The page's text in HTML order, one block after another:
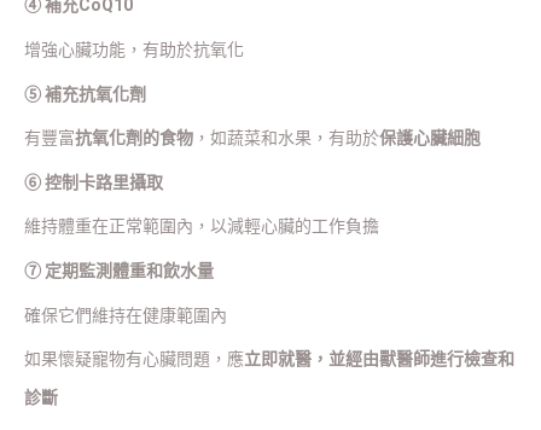
④ 補充CoQ10
增強心臟功能，有助於抗氧化
⑤ 補充抗氧化劑
有豐富抗氧化劑的食物 ，如蔬菜和水果，有助於保護心臟細胞
⑥ 控制卡路里攝取
維持體重在正常範圍內，以減輕心臟的工作負擔
⑦ 定期監測體重和飲水量
確保它們維持在健康範圍內
如果懷疑寵物有心臟問題，應立即就醫，並經由獸醫師進行檢查和
診斷